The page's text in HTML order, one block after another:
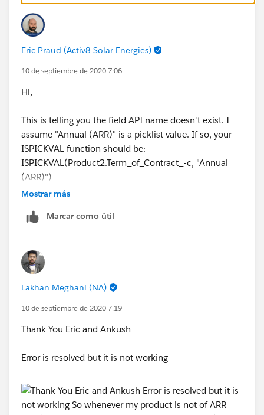
Eric Praud (Activ8 Solar Energies)
10 de septiembre de 2020 7:06
Hi,
This is telling you the field API name doesn't exist. I
assume "Annual (ARR)" is a picklist value. If so, your
ISPICKVAL function should be:
ISPICKVAL(Product2.Term_of_Contract_-c, "Annual
(ARR)")
Mostrar más
Marcar como útil
Lakhan Meghani (NA)
10 de septiembre de 2020 7:19
Thank You Eric and Ankush
Error is resolved but it is not working